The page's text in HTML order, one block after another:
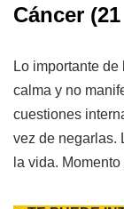
Cáncer
Lo importante
calma y no
cuestiones
vez de negarlas.
la vida.